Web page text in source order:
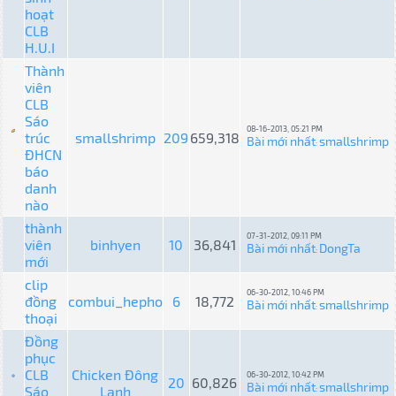
hoạt
CLB
H.U.I
Thành
viên
CLB
Sáo
trúc
ĐHCN
báo
danh
nào
smallshrimp 209 659,318
08-16-2013, 05:21 PM
Bài mới nhất:smallshrimp
thành
viên
mới
binhyen 10 36,841
07-31-2012, 09:11 PM
Bài mới nhất: DongTa
clip
đồng
thoại
combui_hepho 6 18,772
06-30-2012, 10:46 PM
Bài mới nhất:smallshrimp
Đồng
phục
CLB
Sáo
Chicken Đông
Lạnh
20 60,826 06-30-2012, 10:42 PM
Bài mới nhất:smallshrimp